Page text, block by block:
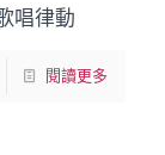
唱律動
閱讀更多